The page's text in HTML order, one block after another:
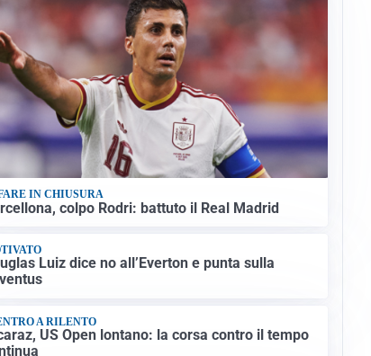
IN CHIUSURA
colpo Rodri: battuto il Real Madrid
Luiz dice no all’Everton e punta sulla
A RILENTO
US Open lontano: la corsa contro il tempo